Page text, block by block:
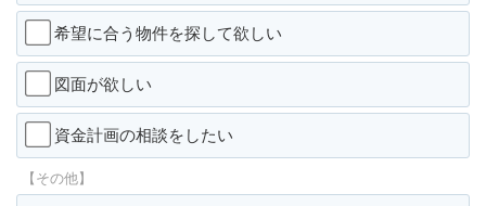
希望に合う物件を探して欲しい
図面が欲しい
資金計画の相談をしたい
【その他】